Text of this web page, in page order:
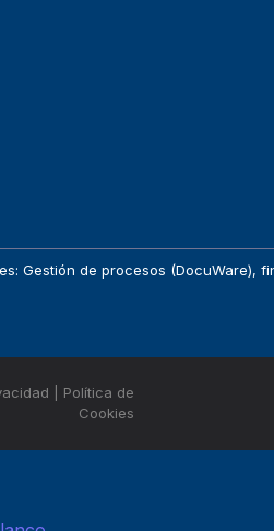
Gestión de procesos (DocuWare),
Política de
Cookies